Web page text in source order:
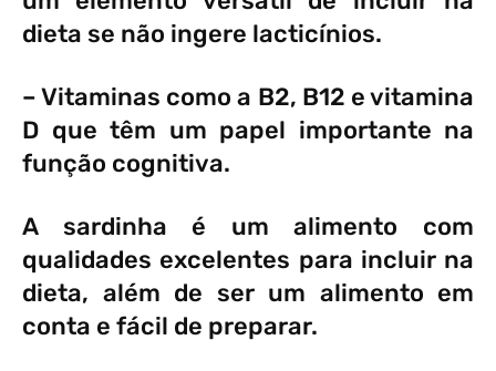
dieta se não ingere lacticínios.
– Vitaminas como a B2, B12 e vitamina
D que têm um papel importante na
função cognitiva.
A sardinha é um alimento com
qualidades excelentes para incluir na
dieta, além de ser um alimento em
conta e fácil de preparar.